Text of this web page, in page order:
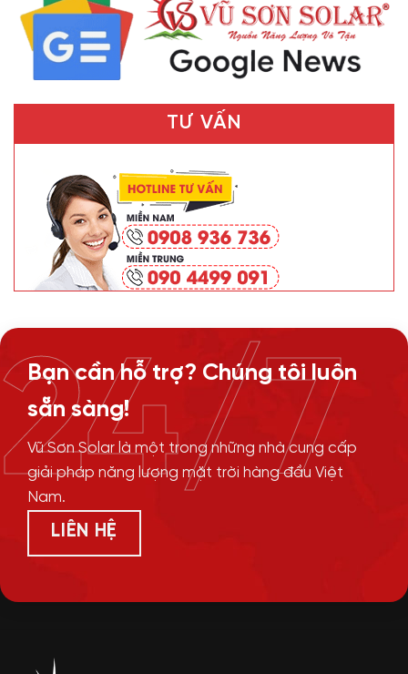
TƯ VẤN
Bạn cần hỗ trợ? Chúng tôi luôn
sẵn sàng!
Vũ Sơn Solar là một trong những nhà cung cấp
giải pháp năng lượng mặt trời hàng đầu Việt
Nam.
LIÊN HỆ
24/7